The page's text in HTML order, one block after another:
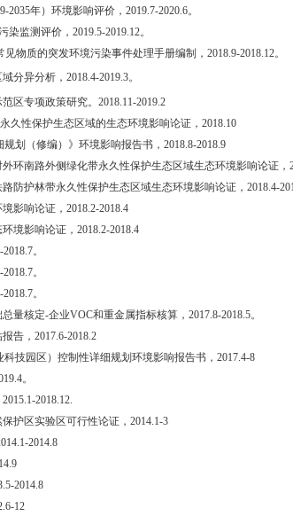
2035年）环境影响评价， 2019.7-2020.6。
染监测评价， 2019.5-2019.12。
见物质的突发环境污染事件处理手册编制， 2018.9-2018.12。
分异分析， 2018.4-2019.3。
区专项政策研究。 2018.11-2019.2
久性保护生态区域的生态环境影响论证， 2018.10
划（修编）》环境影响报告书， 2018.8-2018.9
环南路外侧绿化带永久性保护生态区域生态环境影响论证，
防护林带永久性保护生态区域生态环境影响论证， 2018.4-
影响论证， 2018.2-2018.4
境影响论证， 2018.2-2018.4
2018.7。
2018.7。
2018.7。
量核定-企业VOC和重金属指标核算， 2017.8-2018.5。
告， 2017.6-2018.2
技园区）控制性详细规划环境影响报告书， 2017.4-8
。
2015.1-2018.12.
护区实验区可行性论证， 2014.1-3
2014.8
2014.8
12